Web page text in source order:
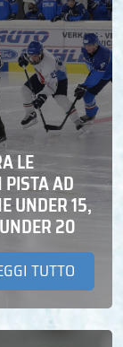
LE
AD
UNDER 15,
20
TUTTO